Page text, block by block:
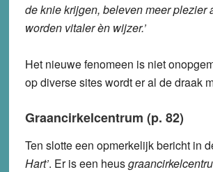
de knie krijgen, beleven meer plezier
worden vitaler èn wijzer.’
Het nieuwe fenomeen is niet
op diverse sites wordt er al de draak
Graancirkelcentrum (p. 82)
Ten slotte een opmerkelijk bericht in
Hart’. Er is een heus